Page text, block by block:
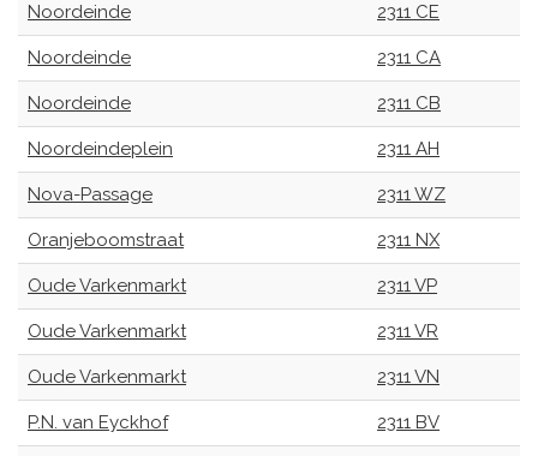
Noordeinde 2311 CE
Noordeinde 2311 CA
Noordeinde 2311 CB
Noordeindeplein 2311 AH
Nova-Passage 2311 WZ
Oranjeboomstraat 2311 NX
Oude Varkenmarkt 2311 VP
Oude Varkenmarkt 2311 VR
Oude Varkenmarkt 2311 VN
P.N. van Eyckhof 2311 BV